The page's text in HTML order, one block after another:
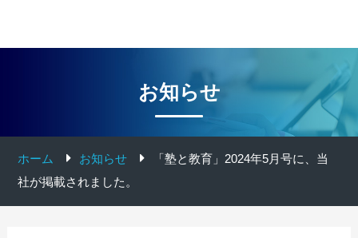
お知らせ
ホーム お知らせ
「塾と教育」2024年5月号に、当
社が掲載されました。